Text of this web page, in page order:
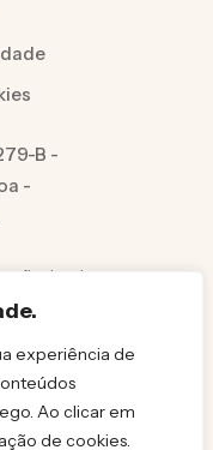
experiência de
Ao clicar em
de cookies.
B -
-
fixo local